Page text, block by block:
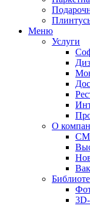
Меню
Услуги
О